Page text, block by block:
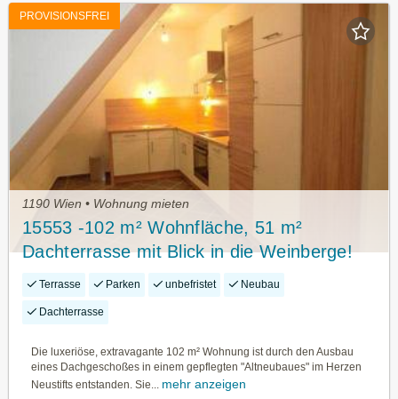
PROVISIONSFREI
1190 Wien • Wohnung mieten
15553 -102 m² Wohnfläche, 51 m²
Dachterrasse mit Blick in die Weinberge!
Terrasse Parken unbefristet Neubau
Dachterrasse
Die luxeriöse, extravagante 102 m² Wohnung ist durch den Ausbau
eines Dachgeschoßes in einem gepflegten "Altneubaues" im Herzen
Neustifts entstanden. Sie...
mehr anzeigen